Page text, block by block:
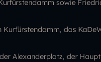
sowie
das
Alexanderplatz, der